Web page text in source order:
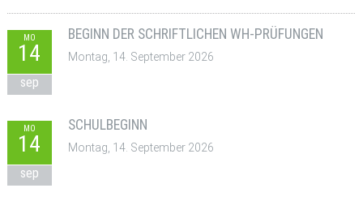
MO
14
sep
BEGINN DER SCHRIFTLICHEN WH-PRÜFUNGEN
Montag, 14. September 2026
MO
14
sep
SCHULBEGINN
Montag, 14. September 2026